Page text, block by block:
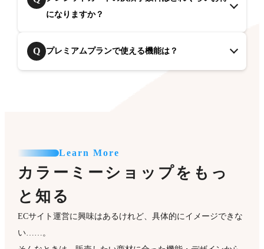
になりますか？
Q プレミアムプランで使える機能は？
Learn More
カラーミーショップをもっ
と知る
ECサイト運営に興味はあるけれど、具体的にイメージできな
い……。